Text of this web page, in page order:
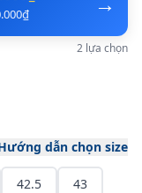
2 lựa chọn
dẫn chọn size
42.5 43